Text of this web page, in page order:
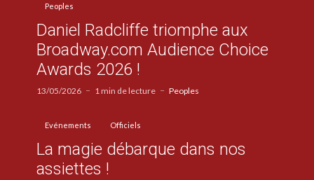
Peoples
Daniel Radcliffe triomphe aux
Broadway.com Audience Choice
Awards 2026 !
13/05/2026 1 min de lecture Peoples
Evénements Officiels
La magie débarque dans nos
assiettes !